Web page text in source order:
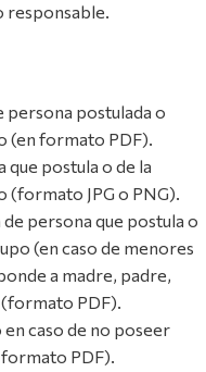
responsable.
persona postulada o
(en formato PDF).
postula o de la
JPG o PNG).
persona que postula o
(en caso de menores
a madre, padre,
PDF).
caso de no poseer
PDF).